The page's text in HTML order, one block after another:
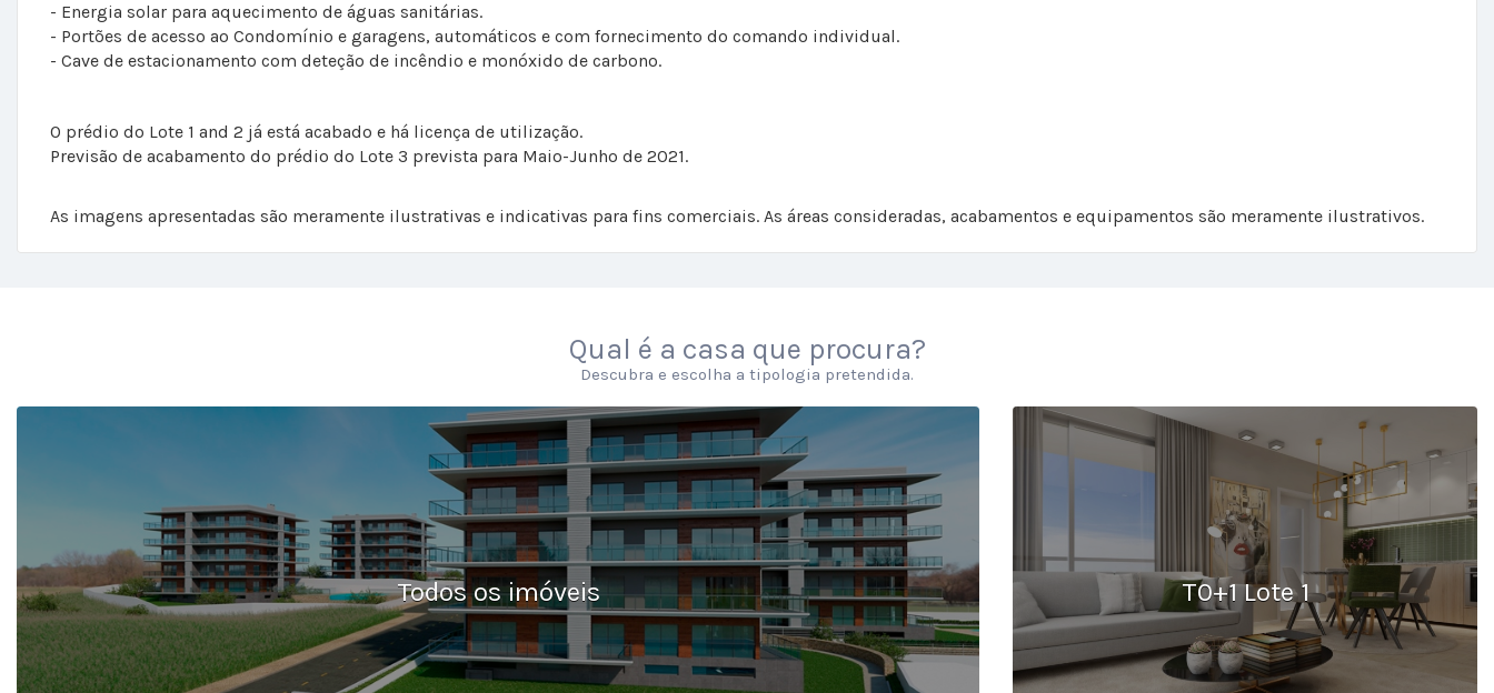
- Energia solar para aquecimento de águas sanitárias.
- Portões de acesso ao Condomínio e garagens, automáticos e com fornecimento do comando individual.
- Cave de estacionamento com deteção de incêndio e monóxido de carbono.
O prédio do Lote 1 and 2 já está acabado e há licença de utilização.
Previsão de acabamento do prédio do Lote 3 prevista para Maio-Junho de 2021.
As imagens apresentadas são meramente ilustrativas e indicativas para fins comerciais. As áreas consideradas, acabamentos e equipamentos são meramente ilustrativos.
Qual é a casa que procura?
Descubra e escolha a tipologia pretendida.
Todos os imóveis T0+1 Lote 1